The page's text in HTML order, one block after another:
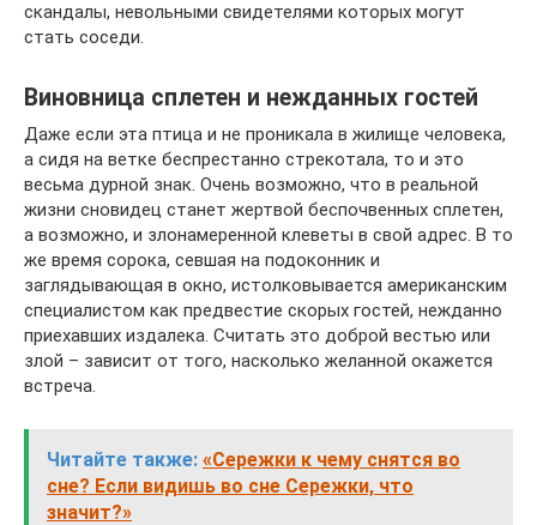
скандалы, невольными свидетелями которых могут
стать соседи.
Виновница сплетен и нежданных гостей
Даже если эта птица и не проникала в жилище человека,
а сидя на ветке беспрестанно стрекотала, то и это
весьма дурной знак. Очень возможно, что в реальной
жизни сновидец станет жертвой беспочвенных сплетен,
а возможно, и злонамеренной клеветы в свой адрес. В то
же время сорока, севшая на подоконник и
заглядывающая в окно, истолковывается американским
специалистом как предвестие скорых гостей, нежданно
приехавших издалека. Считать это доброй вестью или
злой – зависит от того, насколько желанной окажется
встреча.
Читайте также: «Сережки к чему снятся во
сне? Если видишь во сне Сережки, что
значит?»